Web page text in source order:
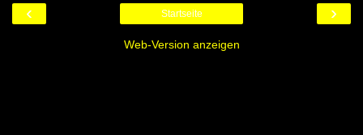
‹ ›
Startseite
Web-Version anzeigen